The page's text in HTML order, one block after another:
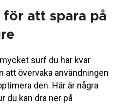
att spara på
surf du har kvar
att övervaka användningen
den. Här är några
du kan dra ner på